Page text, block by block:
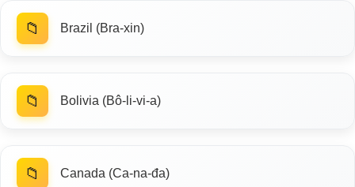
📁 Brazil (Bra-xin)
📁 Bolivia (Bô-li-vi-a)
📁 Canada (Ca-na-đa)